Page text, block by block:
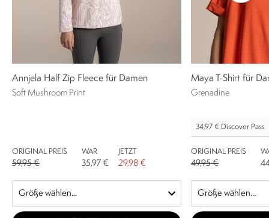
Annjela Half Zip Fleece für Damen
Soft Mushroom Print
ORIGINAL PREIS
59,95 €
WAR
35,97 €
JETZT
29,98 €
Maya T-Shirt für
Grenadine
34,97 € Discover Pass
ORIGINAL PREIS
49,95 €